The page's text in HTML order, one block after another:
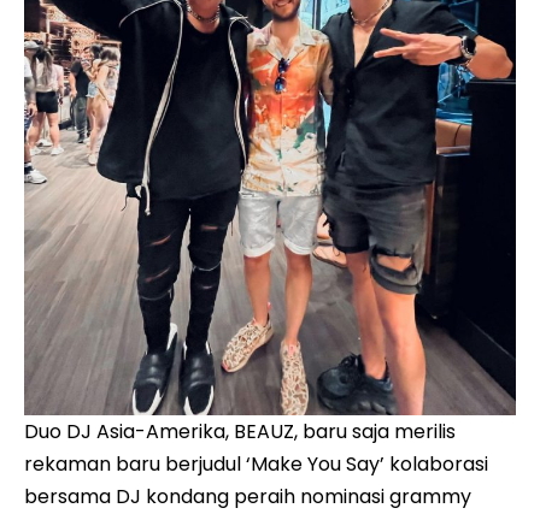
Duo DJ Asia-Amerika, BEAUZ, baru saja merilis
rekaman baru berjudul ‘Make You Say’ kolaborasi
bersama DJ kondang peraih nominasi grammy